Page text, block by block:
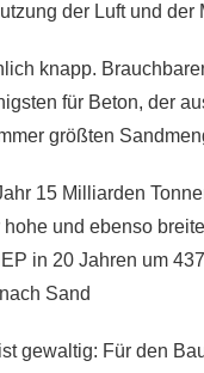
der Luft und
knapp.
für Beton, der
größten
15 Milliarden
und ebenso
in 20 Jahren um
Sand
gewaltig: Für den